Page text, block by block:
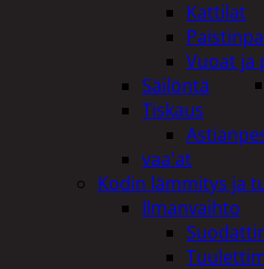
Kattilat
Vuoat ja
Säilöntä
Tiskaus
vaa'at
Kodin lämmitys ja
Ilmanvaihto